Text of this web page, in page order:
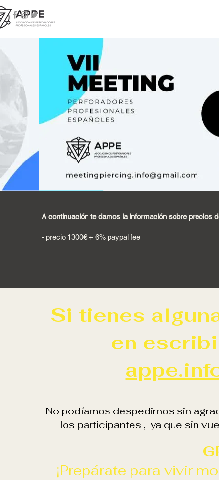
A continuación te damos la información sobre precios
- precio 1300€ + 6% paypal fee
Si tienes
en
No podíamos despedirnos sin
los participantes , ya que sin
¡Prepárate para vivir